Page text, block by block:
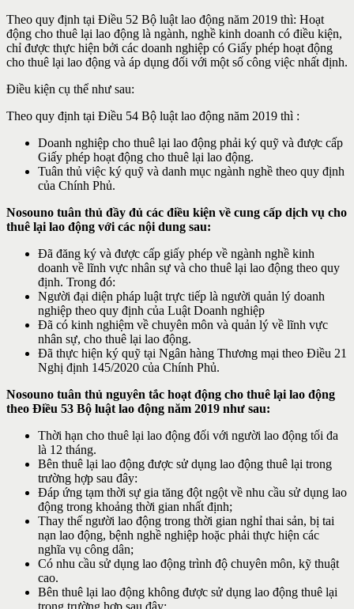
Theo quy định tại Điều 52 Bộ luật lao động năm 2019 thì: Hoạt
động cho thuê lại lao động là ngành, nghề kinh doanh có điều kiện,
chỉ được thực hiện bởi các doanh nghiệp có Giấy phép hoạt động
cho thuê lại lao động và áp dụng đối với một số công việc nhất định.
Điều kiện cụ thể như sau:
Theo quy định tại Điều 54 Bộ luật lao động năm 2019 thì :
Doanh nghiệp cho thuê lại lao động phải ký quỹ và được cấp
Giấy phép hoạt động cho thuê lại lao động.
Tuân thủ việc ký quỹ và danh mục ngành nghề theo quy định
của Chính Phủ.
Nosouno tuân thủ đầy đủ các điều kiện về cung cấp dịch vụ cho
thuê lại lao động với các nội dung sau:
Đã đăng ký và được cấp giấy phép về ngành nghề kinh
doanh về lĩnh vực nhân sự và cho thuê lại lao động theo quy
định. Trong đó:
Người đại diện pháp luật trực tiếp là người quản lý doanh
nghiệp theo quy định của Luật Doanh nghiệp
Đã có kinh nghiệm về chuyên môn và quản lý về lĩnh vực
nhân sự, cho thuê lại lao động.
Đã thực hiện ký quỹ tại Ngân hàng Thương mại theo Điều 21
Nghị định 145/2020 của Chính Phủ.
Nosouno tuân thủ nguyên tắc hoạt động cho thuê lại lao động
theo Điều 53 Bộ luật lao động năm 2019 như sau:
Thời hạn cho thuê lại lao động đối với người lao động tối đa
là 12 tháng.
Bên thuê lại lao động được sử dụng lao động thuê lại trong
trường hợp sau đây:
Đáp ứng tạm thời sự gia tăng đột ngột về nhu cầu sử dụng lao
động trong khoảng thời gian nhất định;
Thay thế người lao động trong thời gian nghỉ thai sản, bị tai
nạn lao động, bệnh nghề nghiệp hoặc phải thực hiện các
nghĩa vụ công dân;
Có nhu cầu sử dụng lao động trình độ chuyên môn, kỹ thuật
cao.
Bên thuê lại lao động không được sử dụng lao động thuê lại
trong trường hợp sau đây: